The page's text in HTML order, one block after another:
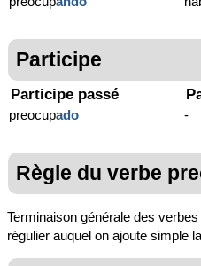
Participe
Participe passé
preocupado -
Règle du verbe
Terminaison générale des
régulier auquel on ajoute simple